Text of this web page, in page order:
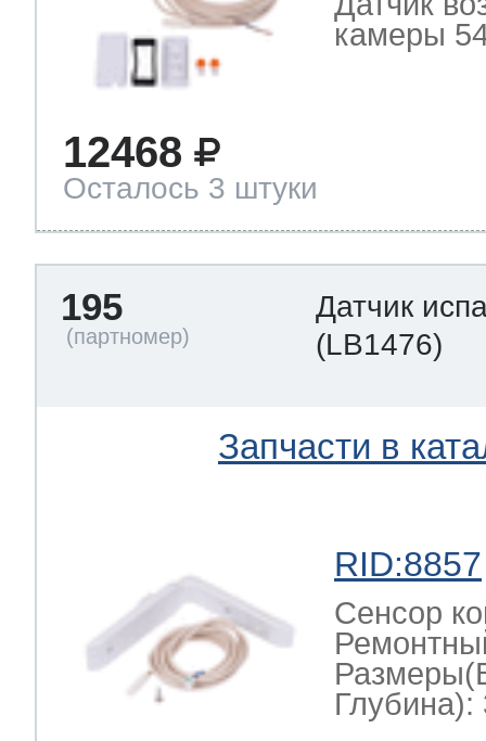
камеры
12468
Осталось 3 штуки
195
Датчик
(LB1476)
Запчасти в
RID:8857
Сенсор
Глубина):